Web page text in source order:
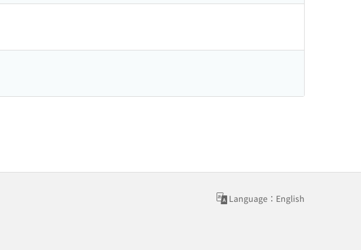
Language：English